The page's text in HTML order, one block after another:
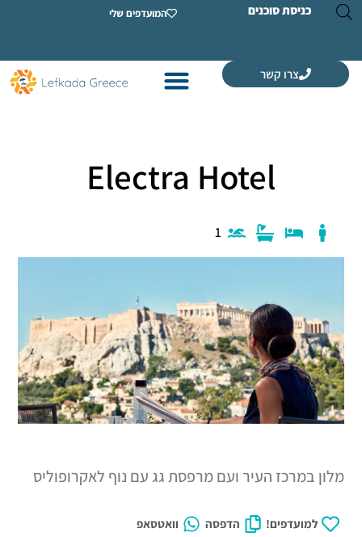
סוכנים המועדפים שלי
קשר
Electra Hotel
1
העיר ועם מרפסת גג עם נוף לאקרופוליס
הדפסה וואטסאפ